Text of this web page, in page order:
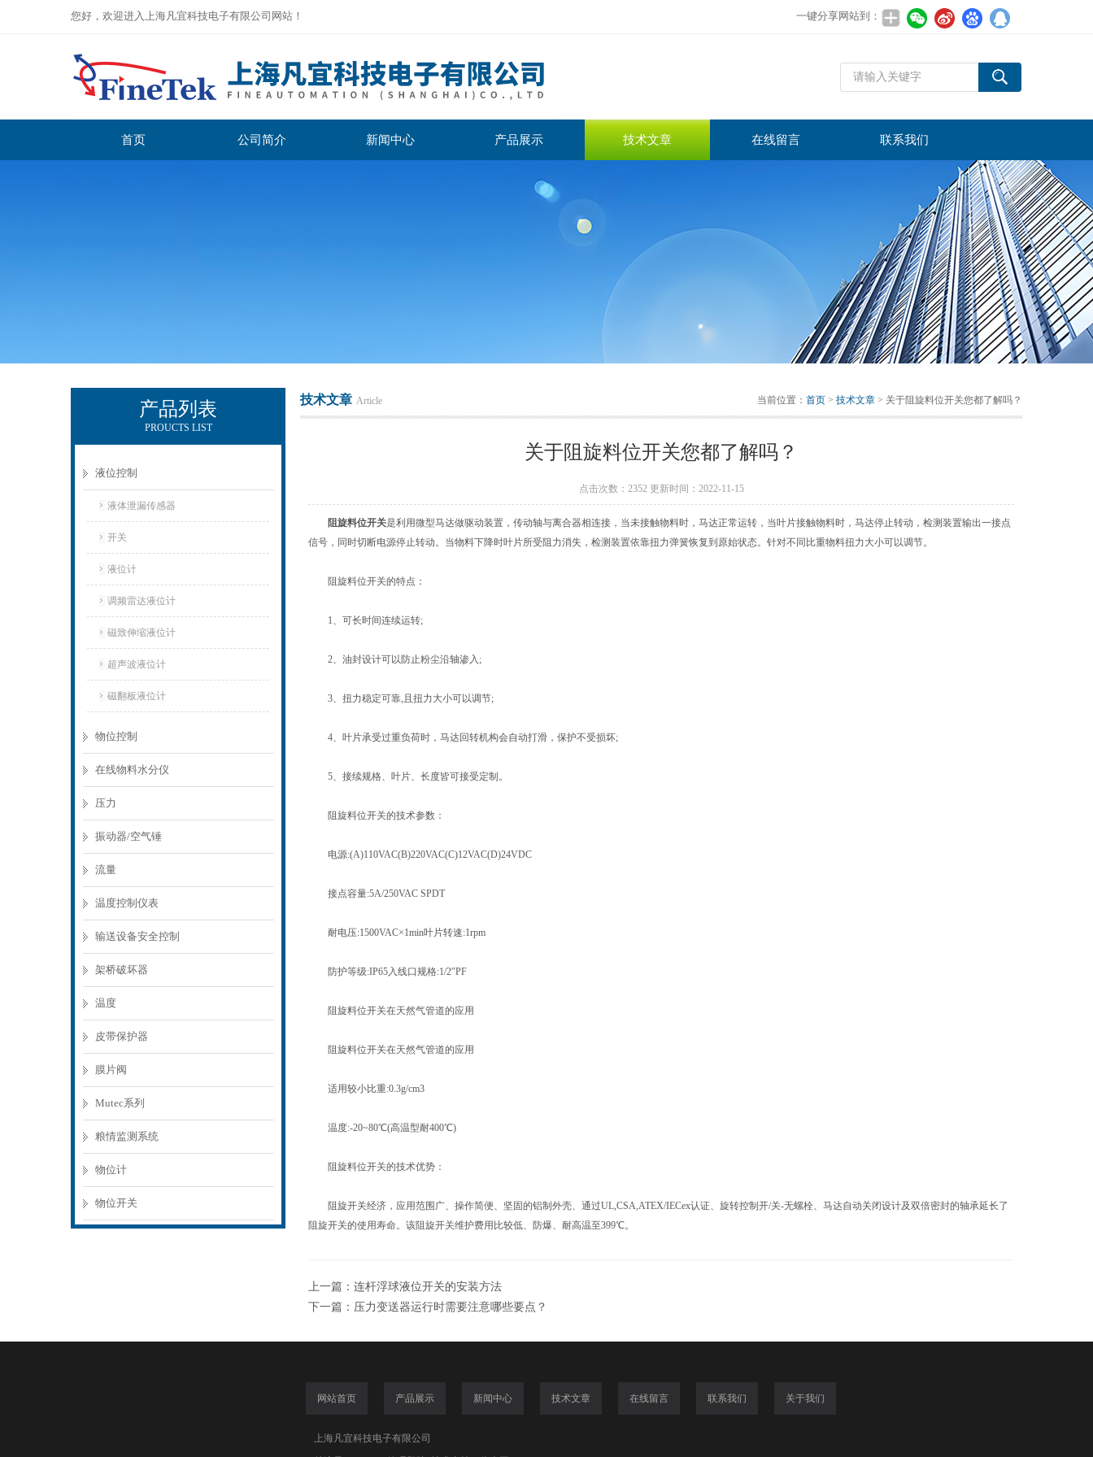
您好，欢迎进入上海凡宜科技电子有限公司网站！ 一键分享网站到：
首页 公司简介 新闻中心 产品展示 技术文章 在线留言 联系我们
产品列表
PROUCTS LIST
液位控制
液体泄漏传感器
开关
液位计
调频雷达液位计
磁致伸缩液位计
超声波液位计
磁翻板液位计
物位控制
在线物料水分仪
压力
振动器/空气锤
流量
温度控制仪表
输送设备安全控制
架桥破坏器
温度
皮带保护器
膜片阀
Mutec系列
粮情监测系统
物位计
物位开关
技术文章 Article 当前位置： 首页 > 技术文章 > 关于阻旋料位开关您都了解吗？
关于阻旋料位开关您都了解吗？
点击次数：2352 更新时间：2022-11-15
阻旋料位开关是利用微型马达做驱动装置，传动轴与离合器相连接，当未接触物料时，马达正常运转，当叶片接触物料时，马达停止转动，检测装置输出一接点
信号，同时切断电源停止转动。当物料下降时叶片所受阻力消失，检测装置依靠扭力弹簧恢复到原始状态。针对不同比重物料扭力大小可以调节。
阻旋料位开关的特点：
1、可长时间连续运转;
2、油封设计可以防止粉尘沿轴渗入;
3、扭力稳定可靠,且扭力大小可以调节;
4、叶片承受过重负荷时，马达回转机构会自动打滑，保护不受损坏;
5、接续规格、叶片、长度皆可接受定制。
阻旋料位开关的技术参数：
电源:(A)110VAC(B)220VAC(C)12VAC(D)24VDC
接点容量:5A/250VAC SPDT
耐电压:1500VAC×1min叶片转速:1rpm
防护等级:IP65入线口规格:1/2″PF
阻旋料位开关在天然气管道的应用
阻旋料位开关在天然气管道的应用
适用较小比重:0.3g/cm3
温度:-20~80℃(高温型耐400℃)
阻旋料位开关的技术优势：
阻旋开关经济，应用范围广、操作简便、坚固的铝制外壳、通过UL,CSA,ATEX/IECex认证、旋转控制开/关-无螺栓、马达自动关闭设计及双倍密封的轴承延长了
阻旋开关的使用寿命。该阻旋开关维护费用比较低、防爆、耐高温至399℃。
上一篇： 连杆浮球液位开关的安装方法
下一篇： 压力变送器运行时需要注意哪些要点？
网站首页 产品展示 新闻中心 技术文章 在线留言 联系我们 关于我们
上海凡宜科技电子有限公司